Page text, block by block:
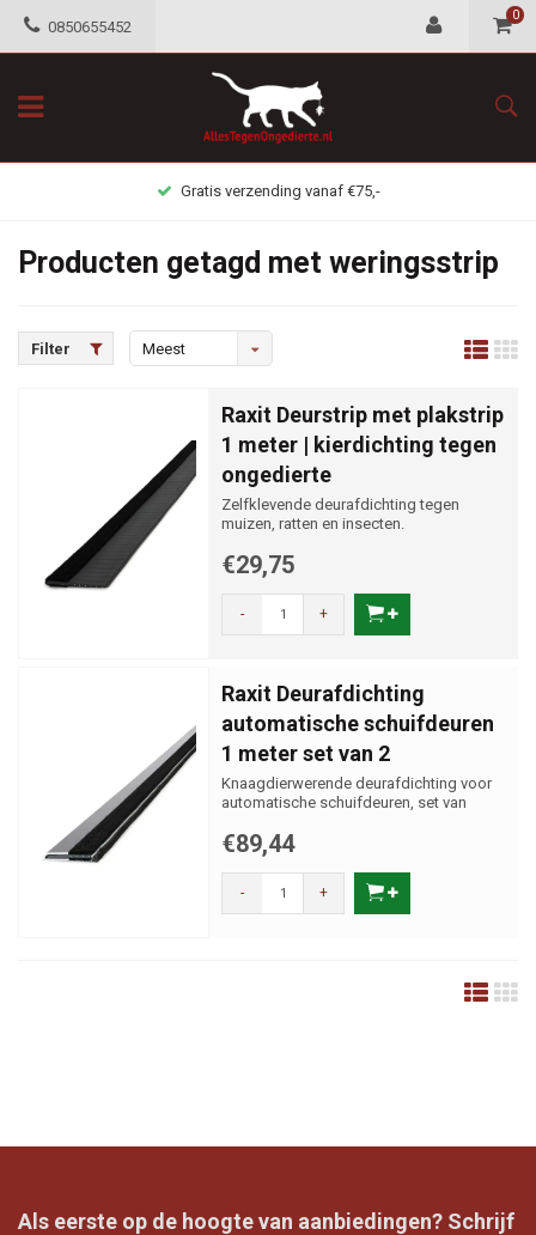
0850655452
0
Gratis verzending vanaf €75,-
Producten getagd met weringsstrip
Filter
Meest
Raxit Deurstrip met plakstrip
1 meter | kierdichting tegen
ongedierte
Zelfklevende deurafdichting tegen
muizen, ratten en insecten.
€29,75
- +
Raxit Deurafdichting
automatische schuifdeuren
1 meter set van 2
Knaagdierwerende deurafdichting voor
automatische schuifdeuren, set van
€89,44
- +
Als eerste op de hoogte van aanbiedingen? Schrijf